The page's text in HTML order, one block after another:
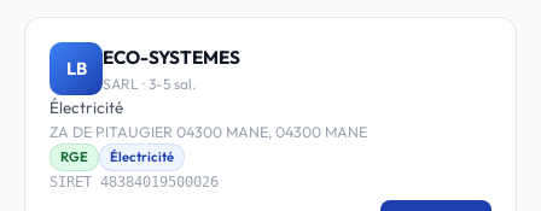
LB ECO-SYSTEMES
SARL · 3-5 sal.
Électricité
ZA DE PITAUGIER 04300 MANE, 04300 MANE
RGE
Électricité
SIRET 48384019500026